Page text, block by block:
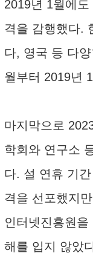
2019년 1월에
격을 감행했다.
다, 영국 등 다
월부터 2019년
마지막으로
학회와 연구소
다. 설 연휴 기
격을 선포했지
인터넷진흥원을
해를 입지 않았